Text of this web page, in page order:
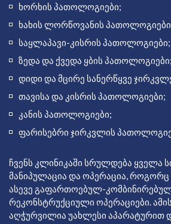
ხორხის პათოლოგიები;
ხახის ლორწოვანის
საყლაპავი-კისრის პათოლოგიები;
ზედა და ქვედა ყბის პათოლოგიები;
დიდი და მცირე სანერწყვე
თავისა და კისრის პათოლოგიები;
კანის პათოლოგიები;
ფარისებრი ჯირკვლის
ჩვენს კლინიკაში სრულდება ყველა
მანიპულაცია და ოპერაცია, როგორც
ასევე გაფართოებულ-
რეკონსტრუქციული ოპერაციები.
აღჭურვილია უახლესი აპარატურით